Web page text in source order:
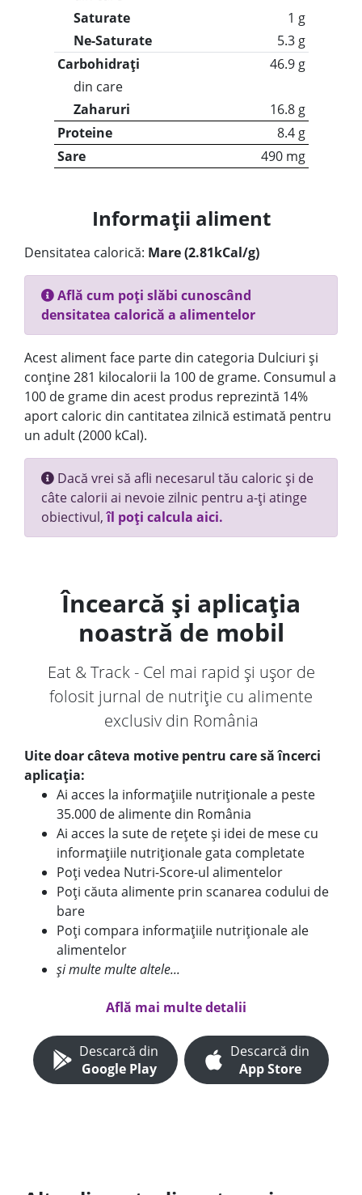
Saturate
1 g
Ne-Saturate
5.3 g
Carbohidrați
46.9 g
din care
Zaharuri
16.8 g
Proteine
8.4 g
Sare
490 mg
Informații aliment
Densitatea calorică: Mare (2.81kCal/g)
Află cum poți slăbi cunoscând
densitatea calorică a alimentelor
Acest aliment face parte din categoria Dulciuri și
conține 281 kilocalorii la 100 de grame. Consumul a
100 de grame din acest produs reprezintă 14%
aport caloric din cantitatea zilnică estimată pentru
un adult (2000 kCal).
Dacă vrei să afli necesarul tău caloric și de
câte calorii ai nevoie zilnic pentru a-ți atinge
obiectivul,îl poți calcula aici.
Încearcă și aplicația
noastră de mobil
Eat & Track - Cel mai rapid și ușor de
folosit jurnal de nutriție cu alimente
exclusiv din România
Uite doar câteva motive pentru care să încerci
aplicația:
Ai acces la informațiile nutriționale a peste
35.000 de alimente din România
Ai acces la sute de rețete și idei de mese cu
informațiile nutriționale gata completate
Poți vedea Nutri-Score-ul alimentelor
Poți căuta alimente prin scanarea codului de
bare
Poți compara informațiile nutriționale ale
alimentelor
și multe multe altele...
Află mai multe detalii
Descarcă din
Google Play
Descarcă din
App Store